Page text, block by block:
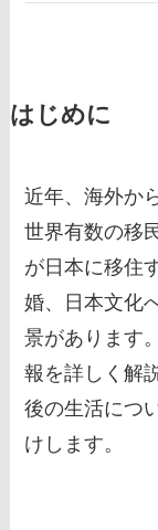
はじめに
近年、海外か
世界有数の移
が日本に移住
婚、日本文化
景があります
報を詳しく解
後の生活につ
けします。